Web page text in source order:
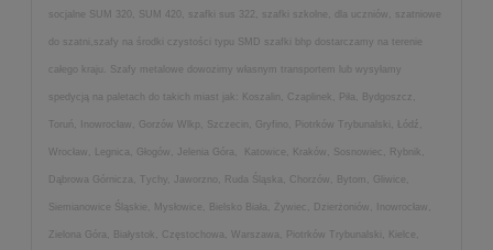
socjalne SUM 320, SUM 420, szafki sus 322, szafki szkolne, dla uczniów, szatniowe
do szatni,szafy na środki czystości typu SMD szafki bhp dostarczamy na terenie
całego kraju. Szafy metalowe dowozimy własnym transportem lub wysyłamy
spedycją na paletach do takich miast jak: Koszalin, Czaplinek, Piła, Bydgoszcz,
Toruń, Inowrocław, Gorzów Wlkp, Szczecin, Gryfino, Piotrków Trybunalski, Łódź,
Wrocław, Legnica, Głogów, Jelenia Góra, Katowice, Kraków, Sosnowiec, Rybnik,
Dąbrowa Górnicza, Tychy, Jaworzno, Ruda Śląska, Chorzów, Bytom, Gliwice,
Siemianowice Śląskie, Mysłowice, Bielsko Biała, Żywiec, Dzierżoniów, Inowrocław,
Zielona Góra, Białystok, Częstochowa, Warszawa, Piotrków Trybunalski, Kielce,